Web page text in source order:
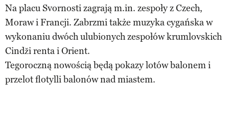
Na placu Svornosti zagrają m.in. zespoły z Czech,
Moraw i Francji. Zabrzmi także muzyka cygańska w
wykonaniu dwóch ulubionych zespołów krumlovskich
Cindži renta i Orient.
Tegoroczną nowością będą pokazy lotów balonem i
przelot flotylli balonów nad miastem.